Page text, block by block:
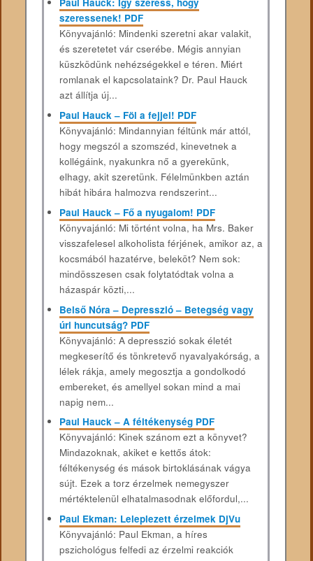
Paul Hauck: Így szeress, hogy
szeressenek! PDF
Könyvajánló: Mindenki szeretni akar valakit,
és szeretetet vár cserébe. Mégis annyian
küszködünk nehézségekkel e téren. Miért
romlanak el kapcsolataink? Dr. Paul Hauck
azt állítja új...
Paul Hauck – Föl a fejjel! PDF
Könyvajánló: Mindannyian féltünk már attól,
hogy megszól a szomszéd, kinevetnek a
kollégáink, nyakunkra nő a gyerekünk,
elhagy, akit szeretünk. Félelmünkben aztán
hibát hibára halmozva rendszerint...
Paul Hauck – Fő a nyugalom! PDF
Könyvajánló: Mi történt volna, ha Mrs. Baker
visszafelesel alkoholista férjének, amikor az, a
kocsmából hazatérve, beleköt? Nem sok:
mindösszesen csak folytatódtak volna a
házaspár közti,...
Belső Nóra – Depresszió – Betegség vagy
úri huncutság? PDF
Könyvajánló: A depresszió sokak életét
megkeserítő és tönkretevő nyavalyakórság, a
lélek rákja, amely megosztja a gondolkodó
embereket, és amellyel sokan mind a mai
napig nem...
Paul Hauck – A féltékenység PDF
Könyvajánló: Kinek szánom ezt a könyvet?
Mindazoknak, akiket e kettős átok:
féltékenység és mások birtoklásának vágya
sújt. Ezek a torz érzelmek nemegyszer
mértéktelenül elhatalmasodnak előfordul,...
Paul Ekman: Leleplezett érzelmek DjVu
Könyvajánló: Paul Ekman, a híres
pszichológus felfedi az érzelmi reakciók